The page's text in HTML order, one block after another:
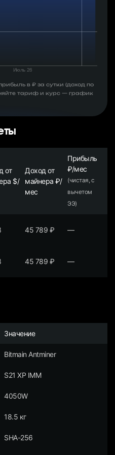
в ₽ за сутки (доход по
тариф и курс — график
от
$/
Доход от
майнера ₽/
мес
Прибыль
₽/мес
(чистая, с
вычетом
ЭЭ)
45 789 ₽ —
45 789 ₽ —
Значение
Bitmain Antminer
S21 XP IMM
4050W
18.5 кг
SHA-256